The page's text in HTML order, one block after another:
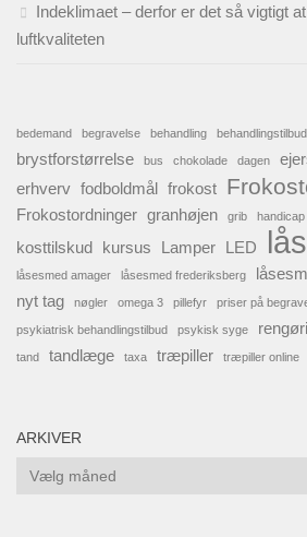
Indeklimaet – derfor er det så vigtigt
luftkvaliteten
bedemand begravelse behandling behandlingstilbud
brystforstørrelse bus chokolade dagen
erhverv fodboldmål frokost
Frokostordninger granhøjen grib handicap
kosttilskud kursus Lamper LED
låsesmed amager låsesmed frederiksberg
nyt tag
nøgler omega 3 pillefyr priser på
psykiatrisk behandlingstilbud psykisk syge
tand tandlæge taxa træpiller træpiller online
ARKIVER
Arkiver